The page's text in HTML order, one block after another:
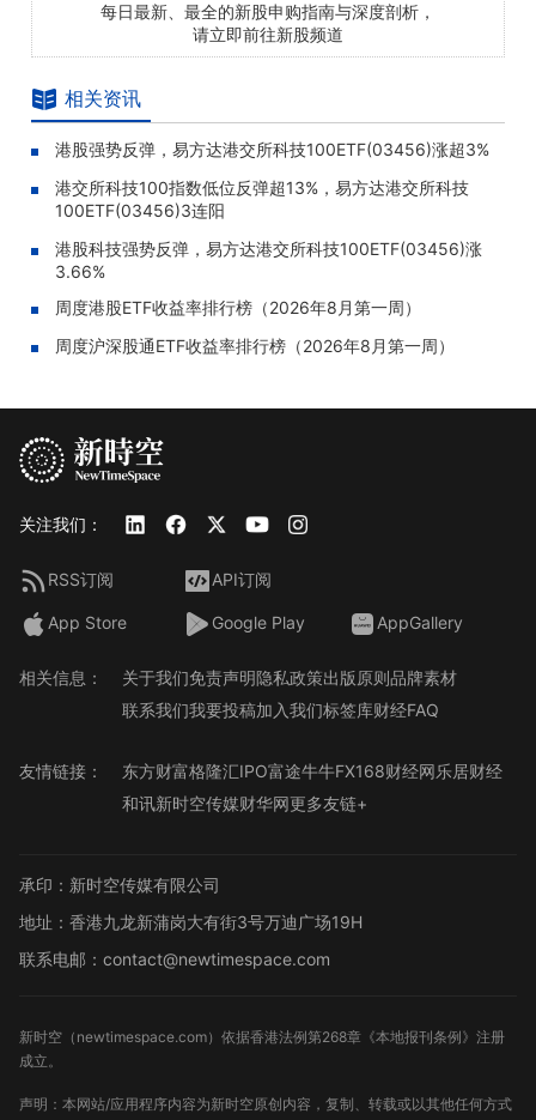
每日最新、最全的新股申购指南与深度剖析，
请立即前往新股频道
相关资讯
港股强势反弹，易方达港交所科技100ETF(03456)涨超3%
港交所科技100指数低位反弹超13%，易方达港交所科技
100ETF(03456)3连阳
港股科技强势反弹，易方达港交所科技100ETF(03456)涨
3.66%
周度港股ETF收益率排行榜（2026年8月第一周）
周度沪深股通ETF收益率排行榜（2026年8月第一周）
关注我们：
RSS订阅 API订阅
App Store Google Play AppGallery
相关信息： 关于我们免责声明隐私政策出版原则品牌素材
联系我们我要投稿加入我们标签库财经FAQ
友情链接： 东方财富格隆汇IPO富途牛牛FX168财经网乐居财经
和讯新时空传媒财华网更多友链+
承印：新时空传媒有限公司
地址：香港九龙新蒲岗大有街3号万迪广场19H
联系电邮：contact@newtimespace.com
新时空（ newtimespace.com）依据香港法例第268章《本地报刊条例》注册
成立。
声明：本网站/应用程序内容为新时空原创内容，复制、转载或以其他任何方式